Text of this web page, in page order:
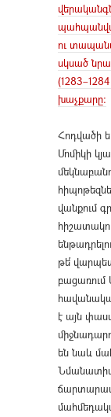
ու
սկսած
խաչքարը։
Հոդվածի
Մոմիկի
վանքում
թե՛
բացառում
է այն
են նաև